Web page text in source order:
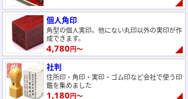
個人角印
角型の個人実印。他にない丸印以外の実印が作
成できます。
4,780円～
社判
住所印・角印・実印・ゴム印など会社で使う印
鑑を集めました
1,180円～